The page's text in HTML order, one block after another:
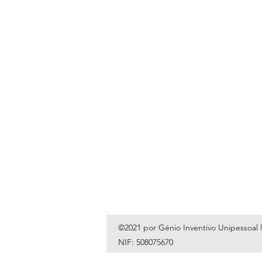
©2021 por Génio Inventivo Unipessoal
NIF: 508075670